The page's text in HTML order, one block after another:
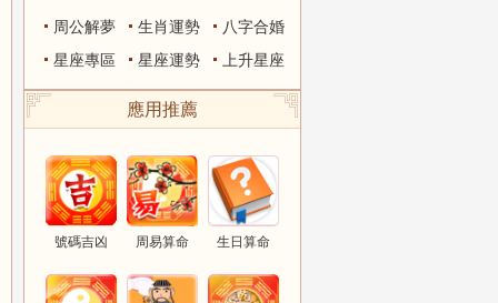
周公解夢 生肖運勢
八字合婚
星座專區
星座運勢 上升星座
應用推薦
號碼吉凶 周易算命 生日算命